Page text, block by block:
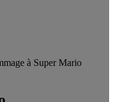
à Super Mario